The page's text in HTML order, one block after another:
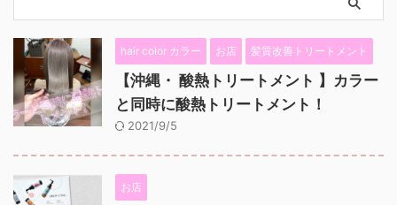
hair color カラー お店 髪質改善トリートメント
【沖縄・ 酸熱トリートメント 】カラー
と同時に酸熱トリートメント！
2021/9/5
お店